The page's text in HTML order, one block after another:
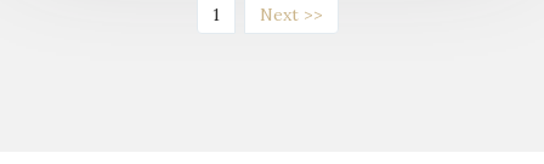
1(current)Next >>